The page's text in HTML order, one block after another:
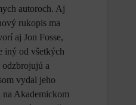
autoroch. Aj
rukopis ma
aj Jon Fosse,
iný od všetkých
odzbrojujú a
vydal jeho
na Akademickom